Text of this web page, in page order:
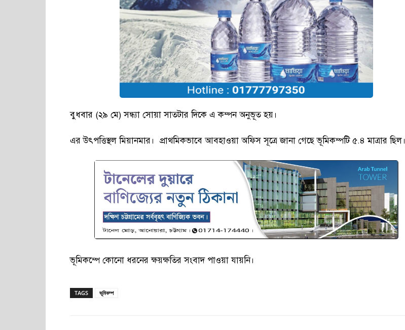
বুধবার (২৯ মে) সন্ধ্যা সোয়া সাতটার দিকে এ কম্পন অনুভূত হয়।
এর উৎপত্তিস্থল মিয়ানমার। প্রাথমিকভাবে আবহাওয়া অফিস সূত্রে জানা গেছে ভূমিকম্পটি ৫.৪ মাত্রার ছিল।
ভূমিকম্পে কোনো ধরনের ক্ষয়ক্ষতির সংবাদ পাওয়া যায়নি।
TAGS ভূমিকম্প